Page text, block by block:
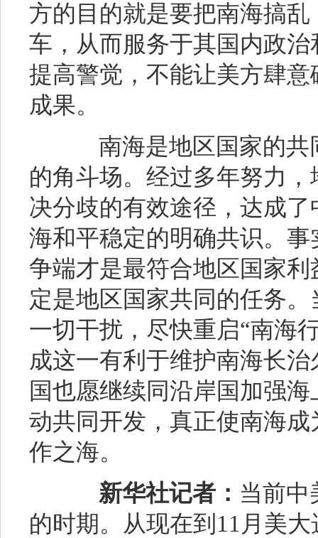
方的目的就是要把南海搞
车，从而服务于其国内政
提高警觉，不能让美方肆
成果。
南海是地区国家的共
的角斗场。经过多年努力
决分歧的有效途径，达成
海和平稳定的明确共识。
争端才是最符合地区国家
定是地区国家共同的任务
一切干扰，尽快重启“南海
成这一有利于维护南海长
国也愿继续同沿岸国加强
动共同开发，真正使南海
作之海。
新华社记者： 当前中
的时期。从现在到11月美